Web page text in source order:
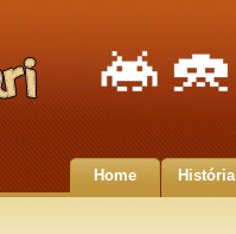
Home História